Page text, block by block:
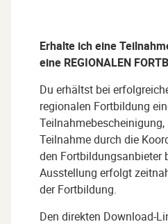
Erhalte ich eine
eine REGIONALEN
Du erhältst bei
regionalen Fortbildung
Teilnahme durch die
den Fortbildungsanbieter
Ausstellung erfolgt
der Fortbildung.
Den direkten Download-